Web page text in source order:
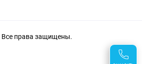
права защищены.